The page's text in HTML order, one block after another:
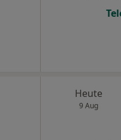
Heute
9 Aug